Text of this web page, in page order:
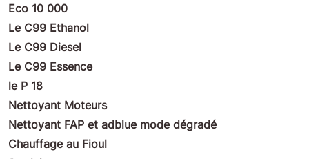
Eco 10 000
Le C99 Ethanol
Le C99 Diesel
Le C99 Essence
le P 18
Nettoyant Moteurs
Nettoyant FAP et adblue mode dégradé
Chauffage au Fioul